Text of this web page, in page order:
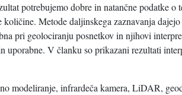
potrebujemo dobre in natančne podatke
količine. Metode daljinskega zaznavanja
pri geolociranju posnetkov in njihovi
uporabne. V članku so prikazani rezultati
modeliranje, infrardeča kamera, LiDAR,